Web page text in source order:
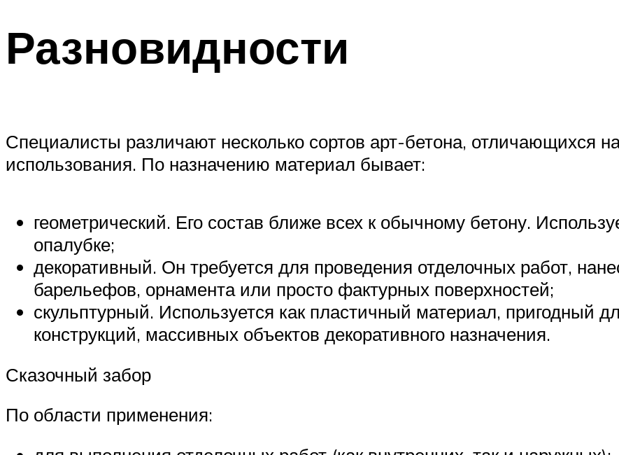
Разновидности
Специалисты различают несколько сортов арт-бетона, отличающихся
использования. По назначению материал бывает:
геометрический. Его состав ближе всех к обычному бетону.
опалубке;
декоративный. Он требуется для проведения отделочных работ,
барельефов, орнамента или просто фактурных поверхностей;
скульптурный. Используется как пластичный материал, пригодный
конструкций, массивных объектов декоративного назначения.
Сказочный забор
По области применения: